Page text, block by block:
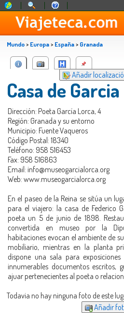
Mundo> Europa> España> Granada
Añadir
Casa de
Dirección: Poeta García Lorca, 4
Región: Granada y su entorno
Municipio: Fuente Vaqueros
Código Postal: 18340
Teléfono: 958 516453
Fax: 958 516863
Email: info@museogarcialorca.org
Web: www.museogarcialorca.org
En el paseo de la Reina se sitúa un
para el viajero: la casa de Federico
poeta un 5 de junio de 1898.
convertida en museo por la
habitaciones evocan el ambiente de
mobiliario, mientras en la planta
dispone una sala para
innumerables documentos escritos,
ajuar pertenecientes al poeta o
Todavia no hay ninguna foto de este
Añadir